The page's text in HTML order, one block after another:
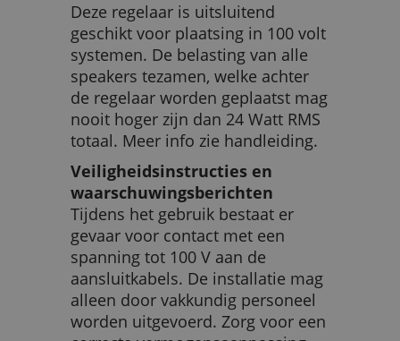
Deze regelaar is uitsluitend
geschikt voor plaatsing in 100 volt
systemen. De belasting van alle
speakers tezamen, welke achter
de regelaar worden geplaatst mag
nooit hoger zijn dan 24 Watt RMS
totaal. Meer info zie handleiding.
Veiligheidsinstructies en
waarschuwingsberichten
Tijdens het gebruik bestaat er
gevaar voor contact met een
spanning tot 100 V aan de
aansluitkabels. De installatie mag
alleen door vakkundig personeel
worden uitgevoerd. Zorg voor een